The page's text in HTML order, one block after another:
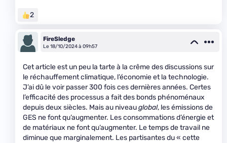
2
FireSledge
Le 18/10/2024 à 09h57
Cet article est un peu la tarte à la crême des discussions sur
le réchauffement climatique, l’économie et la technologie.
J’ai dû le voir passer 300 fois ces dernières années. Certes
l’efficacité des processus a fait des bonds phénoménaux
depuis deux siècles. Mais au niveauglobal, les émissions de
GES ne font qu’augmenter. Les consommations d’énergie et
de matériaux ne font qu’augmenter. Le temps de travail ne
diminue que marginalement. Les partisantes du « cette